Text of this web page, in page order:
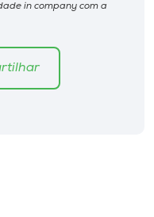
in company com a